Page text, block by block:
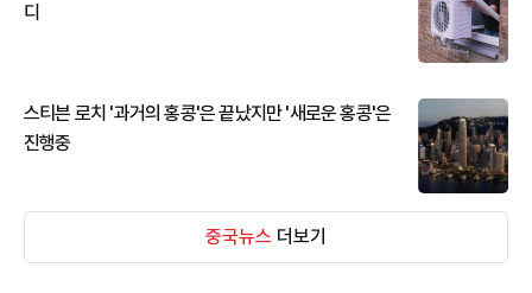
디
스티븐 로치 '과거의 홍콩'은 끝났지만 '새로운 홍콩'은
진행중
중국뉴스 더보기